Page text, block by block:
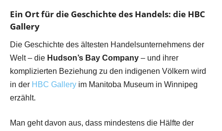
Ein Ort für die Geschichte des Handels: die HBC
Gallery
Die Geschichte des ältesten Handelsunternehmens der
Welt – die Hudson’s Bay Company – und ihrer
komplizierten Beziehung zu den indigenen Völkern wird
in der HBC Gallery im Manitoba Museum in Winnipeg
erzählt.
Man geht davon aus, dass mindestens die Hälfte der